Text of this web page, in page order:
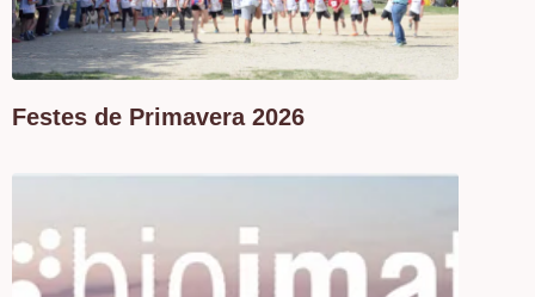
Festes de Primavera 2026